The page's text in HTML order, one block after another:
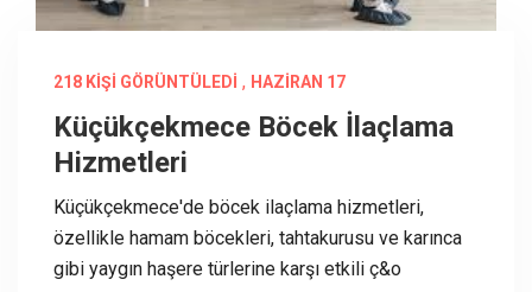
218 KIŞI GÖRÜNTÜLEDI , HAZIRAN 17
Küçükçekmece Böcek İlaçlama
Hizmetleri
Küçükçekmece'de böcek ilaçlama hizmetleri,
özellikle hamam böcekleri, tahtakurusu ve karınca
gibi yaygın haşere türlerine karşı etkili ç&o